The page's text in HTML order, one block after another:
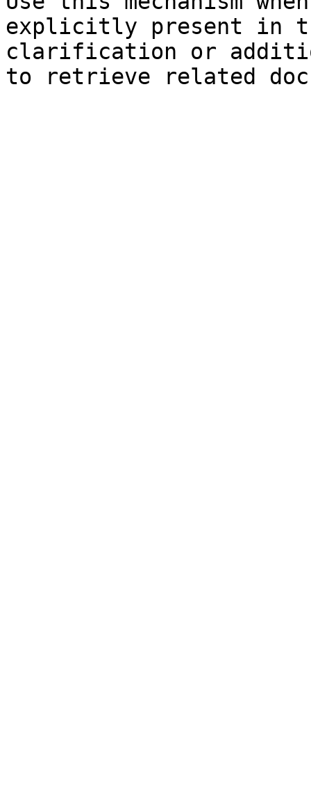
explicitly present in
clarification or